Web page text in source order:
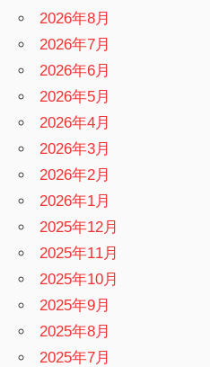
2026年8月
2026年7月
2026年6月
2026年5月
2026年4月
2026年3月
2026年2月
2026年1月
2025年12月
2025年11月
2025年10月
2025年9月
2025年8月
2025年7月